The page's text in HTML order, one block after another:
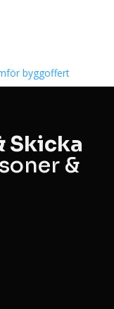
byggoffert
Skicka
&